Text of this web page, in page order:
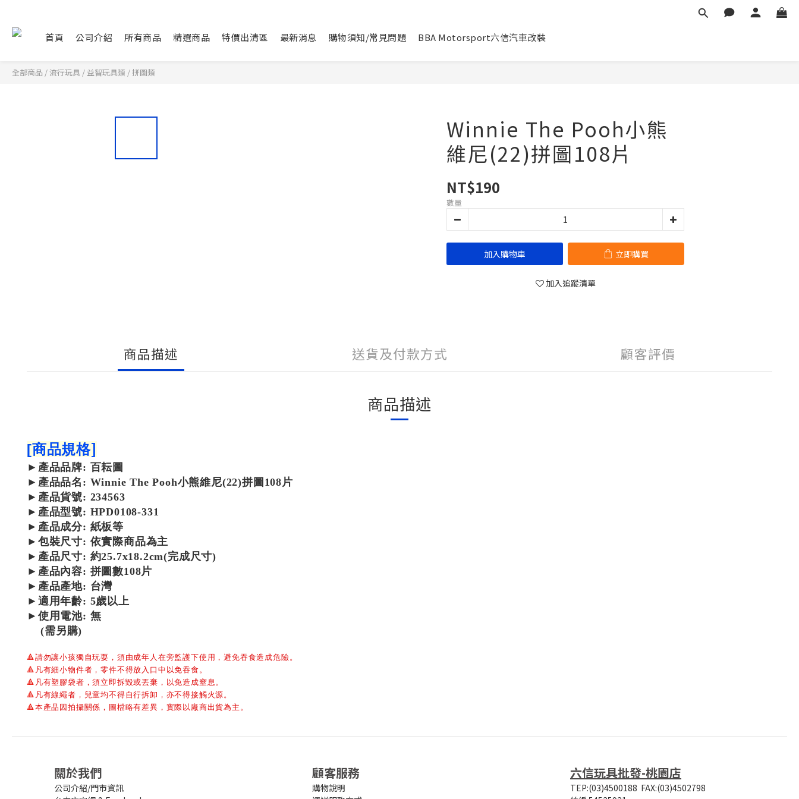
首頁 公司介紹 所有商品 精選商品 特價出清區 最新消息 購物須知/常見問題 BBA Motorsport六信汽車改裝
全部商品 /流行玩具 /益智玩具類 /拼圖類
Winnie The Pooh小熊
維尼(22)拼圖108片
NT$190
數量
加入購物車 立即購買
加入追蹤清單
商品描述 送貨及付款方式 顧客評價
商品描述
[商品規格]
► 產品品牌: 百耘圖
► 產品品名: Winnie The Pooh小熊維尼(22)拼圖108片
► 產品貨號: 234563
► 產品型號: HPD0108-331
► 產品成分: 紙板等
►包裝尺寸: 依實際商品為主
►產品尺寸: 約25.7x18.2cm(完成尺寸)
► 產品內容: 拼圖數108片
►產品產地: 台灣
►適用年齡: 5歲以上
►使用電池: 無
(需另購)
🔺請勿讓小孩獨自玩耍，須由成年人在旁監護下使用，避免吞食造成危險。
🔺 凡有細小物件者，零件不得放入口中以免吞食。
🔺 凡有塑膠袋者，須立即拆毀或丟棄，以免造成窒息。
🔺 凡有線繩者，兒童均不得自行拆卸，亦不得接觸火源。
🔺本產品因拍攝關係，圖檔略有差異，實際以廠商出貨為主。
關於我們
公司介紹/門市資訊
顧客服務
購物說明
六信玩具批發-桃園店
TEP:(03)4500188 FAX:(03)4502798